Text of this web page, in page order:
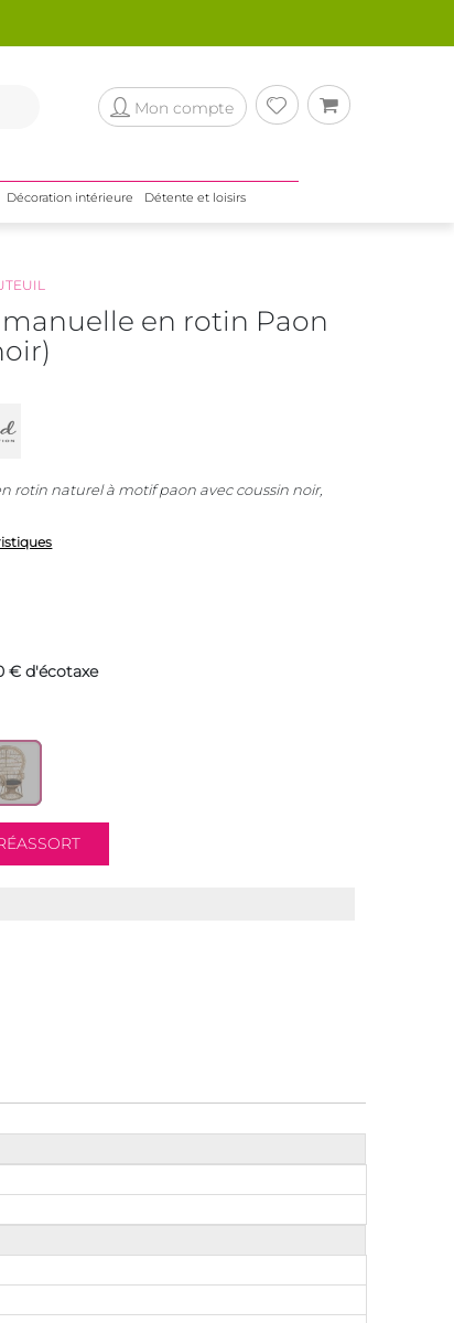
Mon compte
Décoration intérieure Détente et loisirs
en rotin Paon
rotin naturel à motif paon avec coussin noir,
€ d'écotaxe